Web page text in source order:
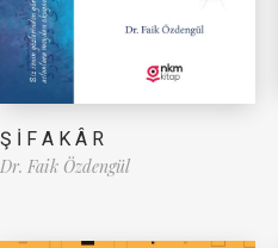
Ş İ F A K Â R
Dr. Faik Özdengül